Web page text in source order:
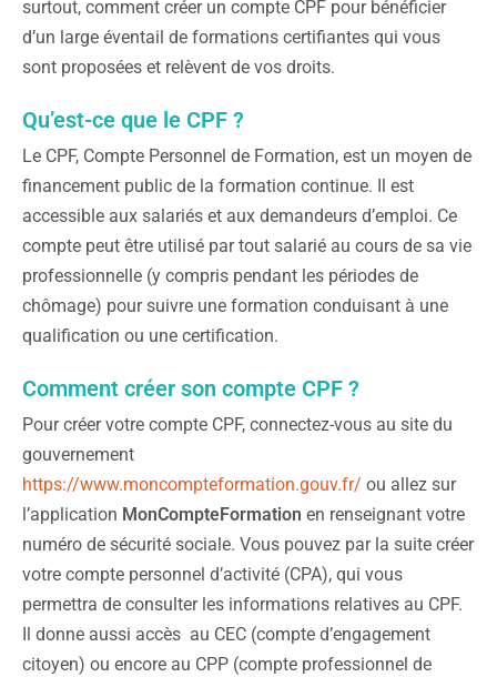
surtout, comment créer un compte CPF pour bénéficier
d’un large éventail de formations certifiantes qui vous
sont proposées et relèvent de vos droits.
Qu’est-ce que le CPF ?
Le CPF, Compte Personnel de Formation, est un moyen de
financement public de la formation continue. Il est
accessible aux salariés et aux demandeurs d’emploi. Ce
compte peut être utilisé par tout salarié au cours de sa vie
professionnelle (y compris pendant les périodes de
chômage) pour suivre une formation conduisant à une
qualification ou une certification.
Comment créer son compte CPF ?
Pour créer votre compte CPF, connectez-vous au site du
gouvernement
https://www.moncompteformation.gouv.fr/ ou allez sur
l’application MonCompteFormation en renseignant votre
numéro de sécurité sociale. Vous pouvez par la suite créer
votre compte personnel d’activité (CPA), qui vous
permettra de consulter les informations relatives au CPF.
Il donne aussi accès au CEC (compte d’engagement
citoyen) ou encore au CPP (compte professionnel de